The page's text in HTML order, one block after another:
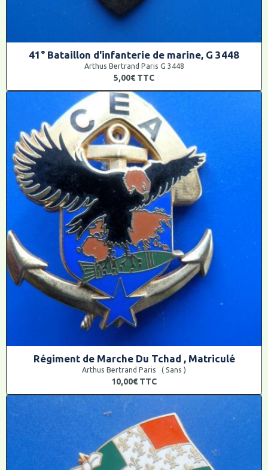
41° Bataillon d'infanterie de marine, G 3448
Arthus Bertrand Paris G 3448
5,00€ TTC
Régiment de Marche Du Tchad , Matriculé
Arthus Bertrand Paris ( Sans )
10,00€ TTC